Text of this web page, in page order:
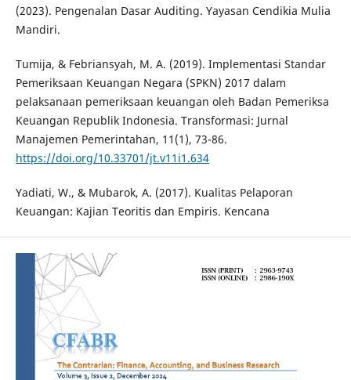
(2023). Pengenalan Dasar Auditing. Yayasan Cendikia Mulia
Mandiri.
Tumija, & Febriansyah, M. A. (2019). Implementasi Standar
Pemeriksaan Keuangan Negara (SPKN) 2017 dalam
pelaksanaan pemeriksaan keuangan oleh Badan Pemeriksa
Keuangan Republik Indonesia. Transformasi: Jurnal
Manajemen Pemerintahan, 11(1), 73-86.
https://doi.org/10.33701/jt.v11i1.634
Yadiati, W., & Mubarok, A. (2017). Kualitas Pelaporan
Keuangan: Kajian Teoritis dan Empiris. Kencana